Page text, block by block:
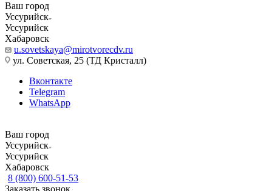
Ваш город
Уссурийск
Уссурийск
Хабаровск
u.sovetskaya@mirotvorecdv.ru
ул. Советская, 25 (ТД Кристалл)
Вконтакте
Telegram
WhatsApp
Ваш город
Уссурийск
Уссурийск
Хабаровск
8 (800) 600-51-53
Заказать звонок